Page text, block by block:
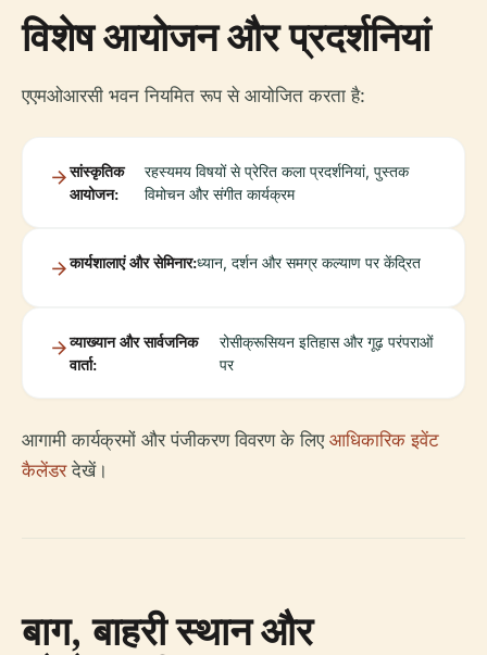
विशेष आयोजन और प्रदर्शनियां
एएमओआरसी भवन नियमित रूप से आयोजित करता है:
सांस्कृतिक
आयोजन:
रहस्यमय विषयों से प्रेरित कला प्रदर्शनियां, पुस्तक
विमोचन और संगीत कार्यक्रम
कार्यशालाएं और सेमिनार:ध्यान, दर्शन और समग्र कल्याण पर केंद्रित
व्याख्यान और सार्वजनिक
वार्ता:
रोसीक्रूसियन इतिहास और गूढ़ परंपराओं
पर
आगामी कार्यक्रमों और पंजीकरण विवरण के लिए आधिकारिक इवेंट
कैलेंडरदेखें।
बाग, बाहरी स्थान और